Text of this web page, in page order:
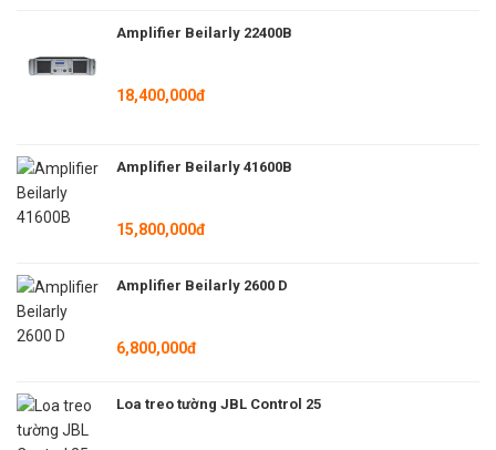
Amplifier Beilarly 22400B
18,400,000đ
Amplifier Beilarly 41600B
15,800,000đ
Amplifier Beilarly 2600 D
6,800,000đ
Loa treo tường JBL Control 25